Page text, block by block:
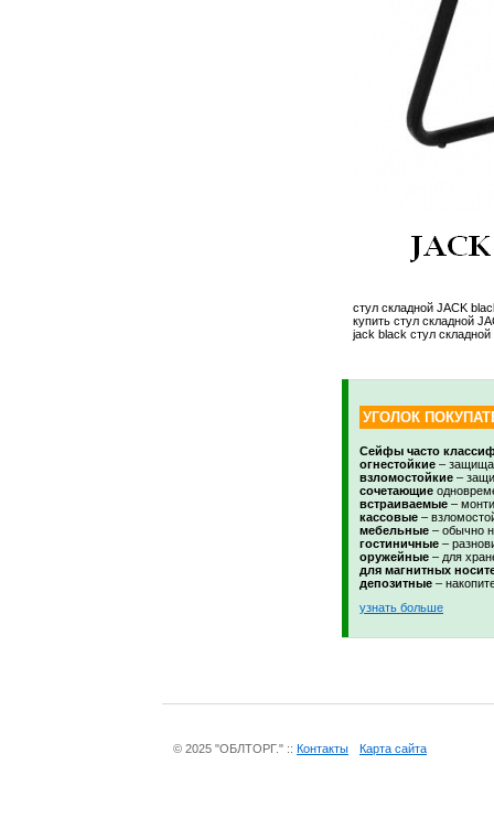
стул складной JACK
купить стул складной
jack black стул складной
УГОЛОК
Сейфы часто
огнестойкие –
взломостойкие –
сочетающие
встраиваемые –
кассовые –
мебельные – обычно
гостиничные –
оружейные – для
для магнитных
депозитные –
узнать больше
© 2025 "ОБЛТОРГ." :: Контакты Карта сайта